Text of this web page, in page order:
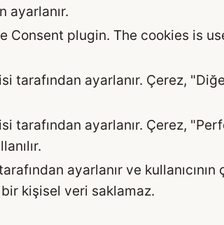
ayarlanır.
Consent plugin. The cookies is
tarafından ayarlanır. Çerez,
tarafından ayarlanır. Çerez,
ayarlanır ve
kişisel veri saklamaz.